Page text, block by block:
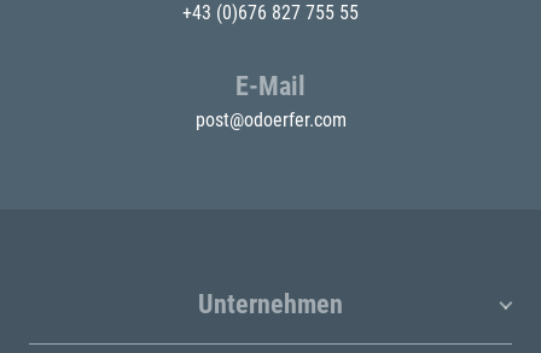
+43 (0)676 827 755 55
E-Mail
post@odoerfer.com
Unternehmen